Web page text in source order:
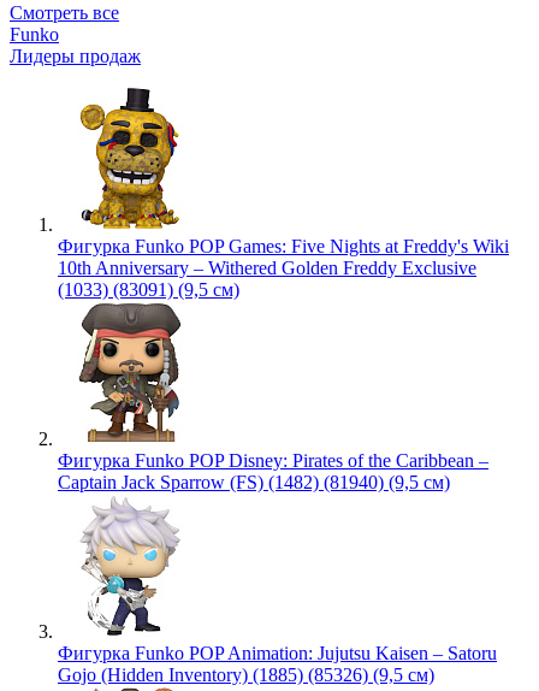
Смотреть все
Funko
Лидеры продаж
Фигурка Funko POP Games: Five Nights at Freddy's Wiki
10th Anniversary – Withered Golden Freddy Exclusive
(1033) (83091) (9,5 см)
Фигурка Funko POP Disney: Pirates of the Caribbean –
Captain Jack Sparrow (FS) (1482) (81940) (9,5 см)
Фигурка Funko POP Animation: Jujutsu Kaisen – Satoru
Gojo (Hidden Inventory) (1885) (85326) (9,5 см)